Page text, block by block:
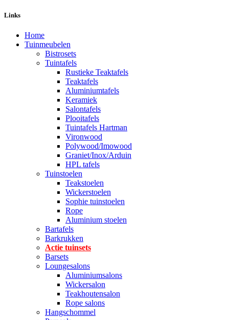
Links
Home
Tuinmeubelen
Bistrosets
Tuintafels
Rustieke Teaktafels
Teaktafels
Aluminiumtafels
Keramiek
Salontafels
Plooitafels
Tuintafels Hartman
Vironwood
Polywood/Imowood
Graniet/Inox/Arduin
HPL tafels
Tuinstoelen
Teakstoelen
Wickerstoelen
Sophie tuinstoelen
Rope
Aluminium stoelen
Bartafels
Barkrukken
Actie tuinsets
Barsets
Loungesalons
Aluminiumsalons
Wickersalon
Teakhoutensalon
Rope salons
Hangschommel